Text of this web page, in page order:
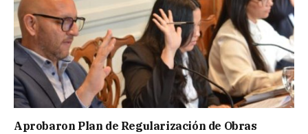
Aprobaron Plan de Regularización de Obras